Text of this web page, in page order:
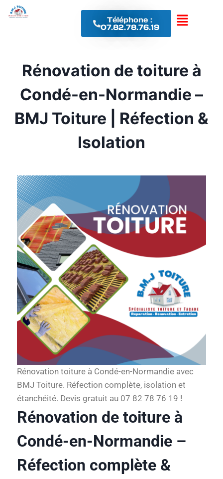
Téléphone :
07.82.78.76.19
Rénovation de toiture à
Condé-en-Normandie –
BMJ Toiture | Réfection &
Isolation
Rénovation toiture à Condé-en-Normandie avec
BMJ Toiture. Réfection complète, isolation et
étanchéité. Devis gratuit au 07 82 78 76 19 !
Rénovation de toiture à
Condé-en-Normandie –
Réfection complète &